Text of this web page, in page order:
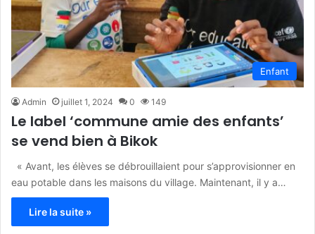
Enfant
Admin juillet 1, 2024 0 149
Le label ‘commune amie des enfants’
se vend bien à Bikok
« Avant, les élèves se débrouillaient pour s’approvisionner en
eau potable dans les maisons du village. Maintenant, il y a…
Lire la suite »